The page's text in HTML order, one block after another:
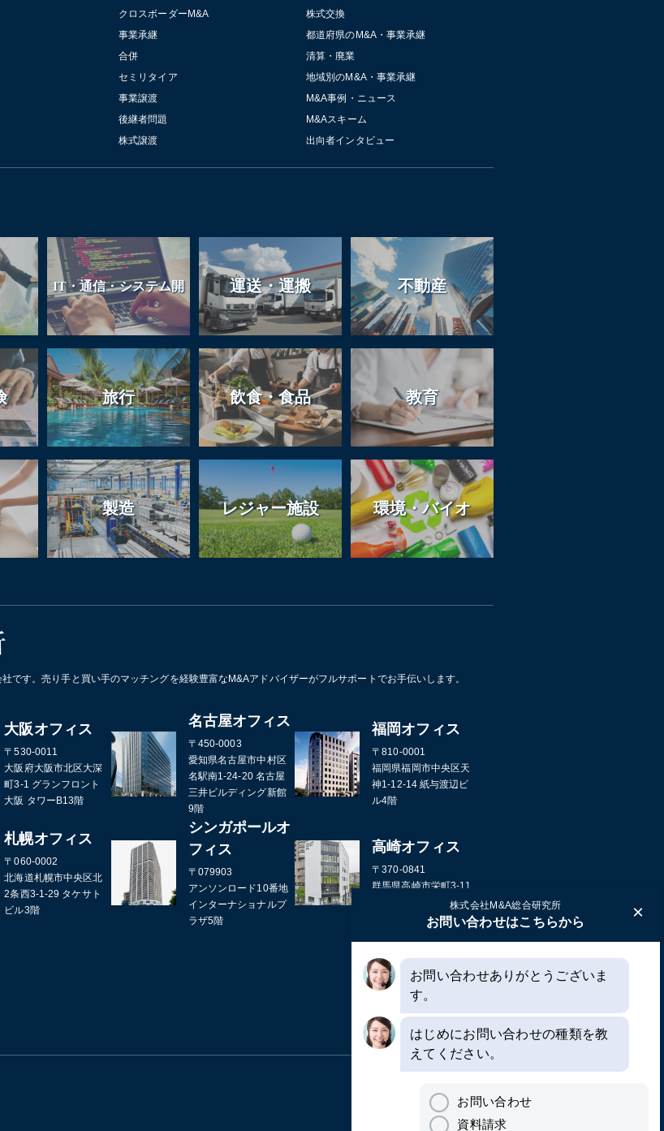
クロスボーダーM&A
事業承継
合併
セミリタイア
事業譲渡
後継者問題
株式譲渡
株式交換
都道府県のM&A・事業承継
清算・廃業
地域別のM&A・事業承継
M&A事例・ニュース
M&Aスキーム
出向者インタビュー
IT・通信・システム開
発
運送・運搬 不動産
旅行 飲食・食品 教育
製造 レジャー施設 環境・バイオ
です。売り手と買い手のマッチングを経験豊富なM&Aアドバイザーがフルサポートでお手伝いします。
大阪オフィス
〒530-0011
大阪府大阪市北区大深
町3-1 グランフロント
大阪 タワーB13階
名古屋オフィス
〒450-0003
愛知県名古屋市中村区
名駅南1-24-20 名古屋
三井ビルディング新館
9階
福岡オフィス
〒810-0001
福岡県福岡市中央区天
神1-12-14 紙与渡辺ビ
ル4階
札幌オフィス
〒060-0002
北海道札幌市中央区北
2条西3-1-29 タケサト
ビル3階
シンガポールオ
フィス
〒079903
アンソンロード10番地
インターナショナルプ
ラザ5階
高崎オフィス
〒370-0841
群馬県高崎市栄町3-11
高崎バナーズビル5階株式会社M&A総合研究所
お問い合わせはこちらから ×
お問い合わせありがとうございま
す。
はじめにお問い合わせの種類を教
えてください。
お問い合わせ
資料請求